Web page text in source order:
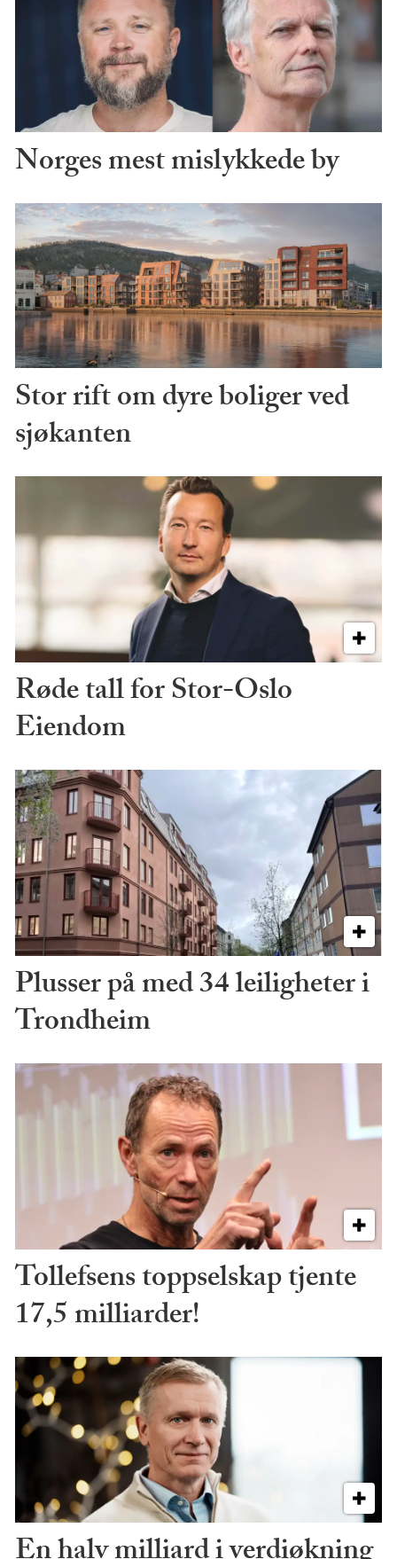
Norges mest mislykkede by
Stor rift om dyre boliger ved
sjøkanten
Røde tall for Stor-Oslo
Eiendom
Plusser på med 34 leiligheter i
Trondheim
Tollefsens toppselskap tjente
17,5 milliarder!